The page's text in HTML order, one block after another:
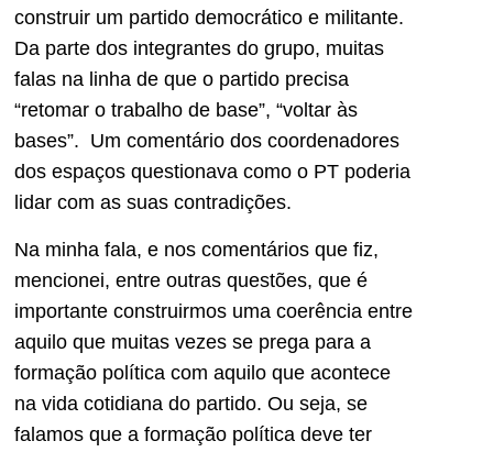
construir um partido democrático e militante.
Da parte dos integrantes do grupo, muitas
falas na linha de que o partido precisa
“retomar o trabalho de base”, “voltar às
bases”. Um comentário dos coordenadores
dos espaços questionava como o PT poderia
lidar com as suas contradições.
Na minha fala, e nos comentários que fiz,
mencionei, entre outras questões, que é
importante construirmos uma coerência entre
aquilo que muitas vezes se prega para a
formação política com aquilo que acontece
na vida cotidiana do partido. Ou seja, se
falamos que a formação política deve ter